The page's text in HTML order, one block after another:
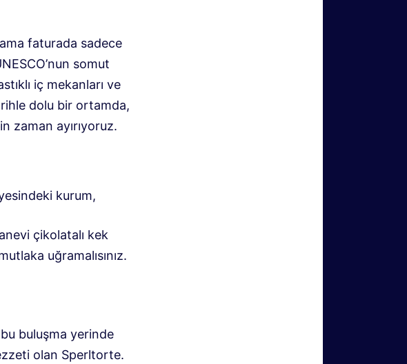
faturada sadece
somut
iç mekanları ve
dolu bir ortamda,
zaman ayırıyoruz.
kurum,
çikolatalı kek
uğramalısınız.
bu buluşma yerinde
olan Sperltorte.